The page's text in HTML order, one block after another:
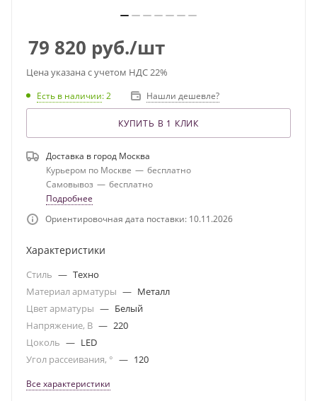
79 820 руб./шт
Цена указана с учетом НДС 22%
Есть в наличии: 2 Нашли дешевле?
КУПИТЬ В 1 КЛИК
Доставка в город Москва
Курьером по Москве — бесплатно
Самовывоз — бесплатно
Подробнее
Ориентировочная дата поставки: 10.11.2026
Характеристики
Стиль — Техно
Материал арматуры — Металл
Цвет арматуры — Белый
Напряжение, В — 220
Цоколь — LED
Угол рассеивания, ° — 120
Все характеристики